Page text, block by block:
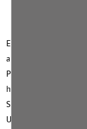
Ein Schlaganfall,
akuter Notfall, der
Plötzliche
hin zur
Sprachstörungen
Ursache: ein